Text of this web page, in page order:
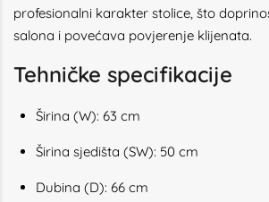
profesionalni karakter stolice, što
salona i povećava povjerenje klijenata.
Tehničke specifikacije
Širina (W): 63 cm
Širina sjedišta (SW): 50 cm
Dubina (D): 66 cm